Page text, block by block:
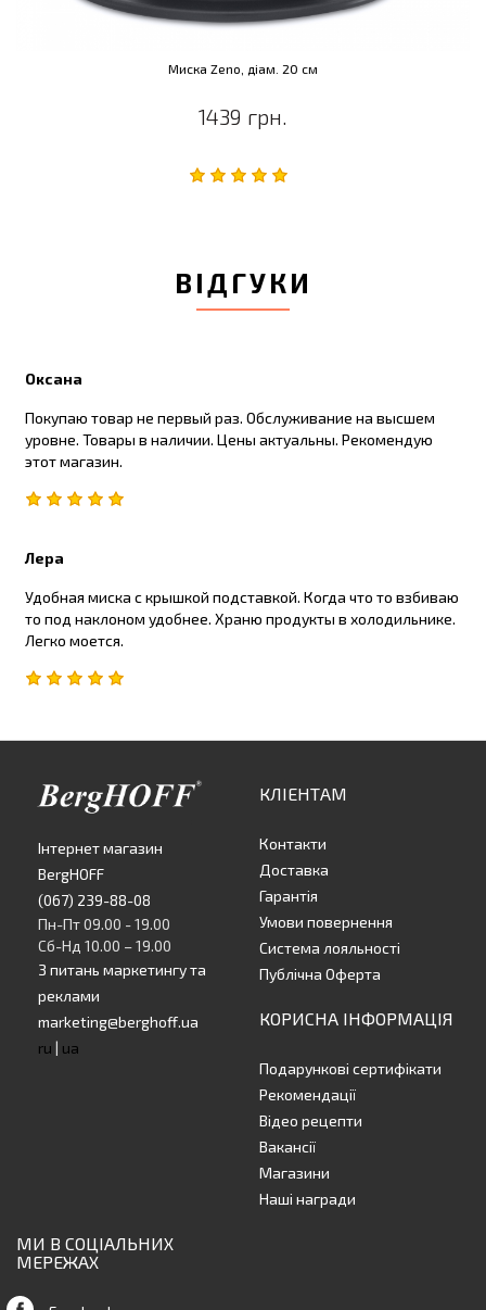
Миска Zeno, діам. 20 см
1439 грн.
ВІДГУКИ
Оксана
Покупаю товар не первый раз. Обслуживание на высшем
уровне. Товары в наличии. Цены актуальны. Рекомендую
этот магазин.
Лера
Удобная миска с крышкой подставкой. Когда что то взбиваю
то под наклоном удобнее. Храню продукты в холодильнике.
Легко моется.
Інтернет магазин
BergHOFF
(067) 239-88-08
Пн-Пт 09.00 - 19.00
Сб-Нд 10.00 – 19.00
З питань маркетингу та
реклами
marketing@berghoff.ua
ru | ua
КЛІЕНТАМ
Контакти
Доставка
Гарантія
Умови повернення
Система лояльності
Публічна Оферта
КОРИСНА ІНФОРМАЦІЯ
Подарункові сертифікати
Рекомендації
Відео рецепти
Вакансії
Магазини
Наші награди
МИ В СОЦІАЛЬНИХ
МЕРЕЖАХ